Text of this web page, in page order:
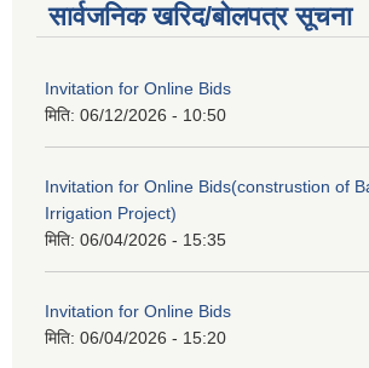
सार्वजनिक खरिद/बोलपत्र सूचना
Invitation for Online Bids
मिति: 06/12/2026 - 10:50
Invitation for Online Bids(construstion of
Irrigation Project)
मिति: 06/04/2026 - 15:35
Invitation for Online Bids
मिति: 06/04/2026 - 15:20